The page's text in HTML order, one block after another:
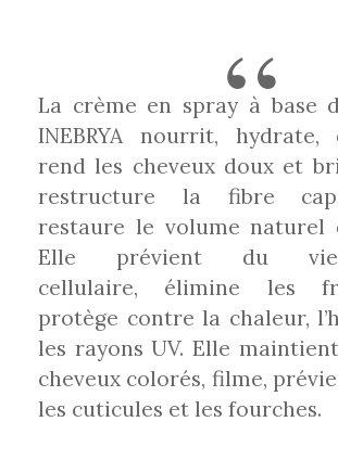
Lifestyle
(154)
Bonnes
adresses/Evénements
(43)
Coups
de
coeur
(9)
La crème en spray à base de kératine
INEBRYA nourrit,
rend les cheveux doux et
restructure la fibre
restaure le volume naturel
Elle prévient du
cellulaire, élimine les
protège contre la chaleur,
les rayons UV. Elle
cheveux colorés, filme,
les cuticules et les fourches.